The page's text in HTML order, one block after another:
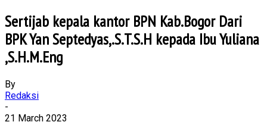
Sertijab kepala kantor BPN Kab.Bogor Dari
BPK Yan Septedyas,.S.T.S.H kepada Ibu Yuliana
,S.H.M.Eng
By
Redaksi
-
21 March 2023